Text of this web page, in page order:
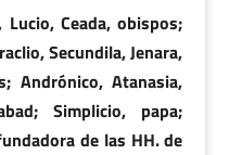
Ceada, obispos;
Secundila, Jenara,
Andrónico, Atanasia,
Simplicio, papa;
de las HH. de